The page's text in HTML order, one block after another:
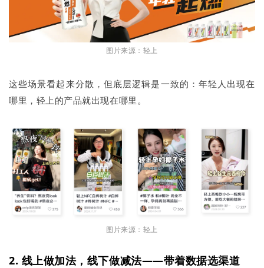
图片来源：轻上
这些场景看起来分散，但底层逻辑是一致的：年轻人出现在
哪里，轻上的产品就出现在哪里。
图片来源：轻上
2. 线上做加法，线下做减法——带着数据选渠道